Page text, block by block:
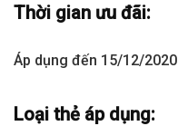
Thời gian ưu đãi:
Áp dụng đến 15/12/2020
Loại thẻ áp dụng: